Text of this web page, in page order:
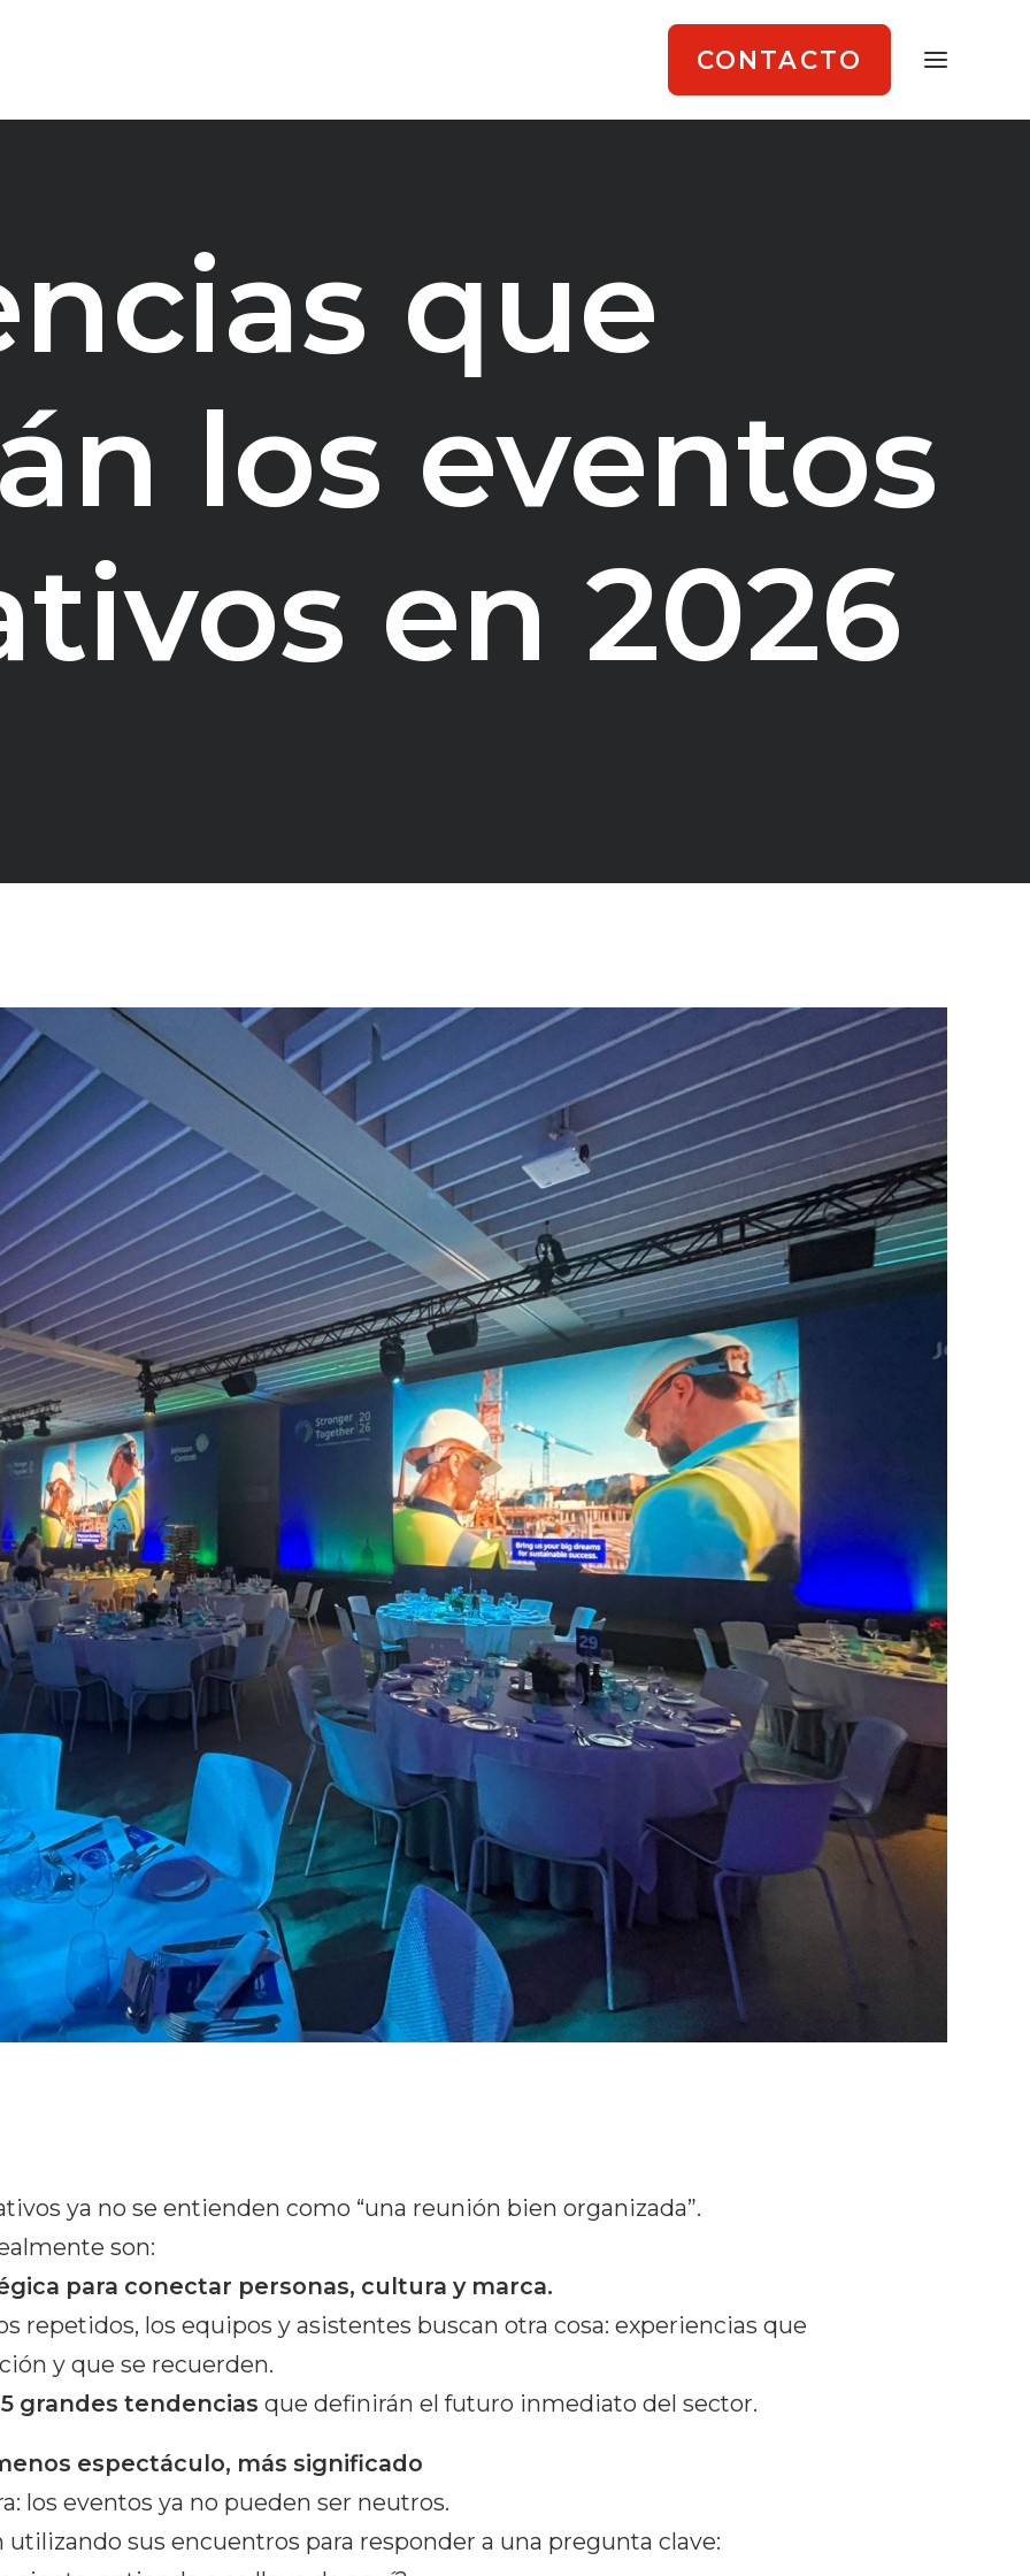
CONTACTO
que
los eventos
en 2026
ya no se entienden como “una reunión bien organizada”.
son:
para conectar personas, cultura y marca.
repetidos, los equipos y asistentes buscan otra cosa: experiencias que
y que se recuerden.
5 grandes tendencias que definirán el futuro inmediato del sector.
espectáculo, más significado
los eventos ya no pueden ser neutros.
utilizando sus encuentros para responder a una pregunta clave: